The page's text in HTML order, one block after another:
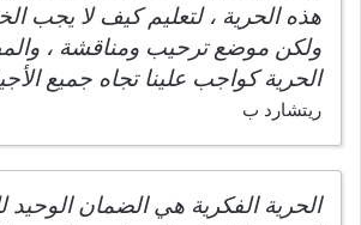
هذه الحرية ، لتعليم كيف لا يجب
ولكن موضع ترحيب ومناقشة ،
الحرية كواجب علينا تجاه جميع
ريتشارد ب
الحرية الفكرية هي الضمان الوحيد